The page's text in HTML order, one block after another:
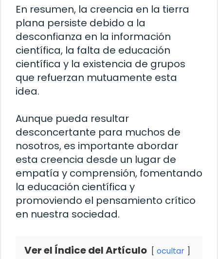
En resumen, la creencia en la tierra
plana persiste debido a la
desconfianza en la información
científica, la falta de educación
científica y la existencia de grupos
que refuerzan mutuamente esta
idea.
Aunque pueda resultar
desconcertante para muchos de
nosotros, es importante abordar
esta creencia desde un lugar de
empatía y comprensión, fomentando
la educación científica y
promoviendo el pensamiento crítico
en nuestra sociedad.
Ver el Índice del Artículo ocultar